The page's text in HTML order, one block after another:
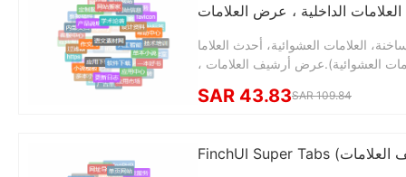
العلامات العشوائية، أحدث العلاما
العشوائية).عرض أرشيف العلامات ،
SAR 43.83SAR 109.84